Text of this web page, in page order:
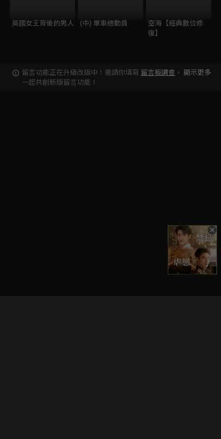
英國女王背後的男人 (中) 單車總動員
空海【經典數位修
復】
留言功能正在升級改版中！邀請你填寫 留言板調查 ，
一起共創新版留言功能！
顯示更多